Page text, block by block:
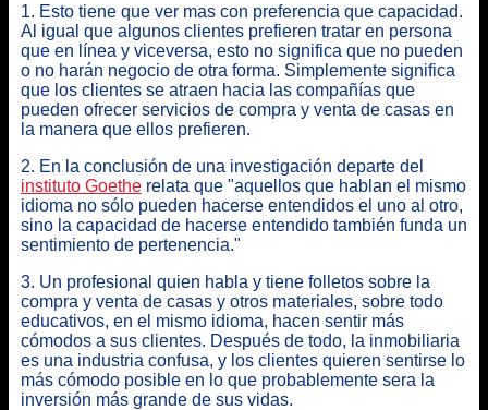
1. Esto tiene que ver mas con preferencia que capacidad.
Al igual que algunos clientes prefieren tratar en persona
que en línea y viceversa, esto no significa que no pueden
o no harán negocio de otra forma. Simplemente significa
que los clientes se atraen hacia las compañías que
pueden ofrecer servicios de compra y venta de casas en
la manera que ellos prefieren.
2. En la conclusión de una investigación departe del
instituto Goetherelata que "aquellos que hablan el mismo
idioma no sólo pueden hacerse entendidos el uno al otro,
sino la capacidad de hacerse entendido también funda un
sentimiento de pertenencia."
3. Un profesional quien habla y tiene folletos sobre la
compra y venta de casas y otros materiales, sobre todo
educativos, en el mismo idioma, hacen sentir más
cómodos a sus clientes. Después de todo, la inmobiliaria
es una industria confusa, y los clientes quieren sentirse lo
más cómodo posible en lo que probablemente sera la
inversión más grande de sus vidas.